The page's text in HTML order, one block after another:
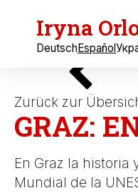
Iryna
DeutschEspañol
Zurück zur
GRAZ:
En Graz la
Mundial de la